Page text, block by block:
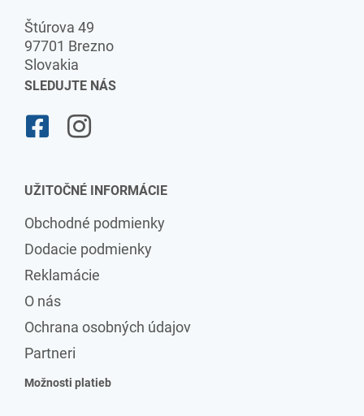
Štúrova 49
97701 Brezno
Slovakia
SLEDUJTE NÁS
UŽITOČNÉ INFORMÁCIE
Obchodné podmienky
Dodacie podmienky
Reklamácie
O nás
Ochrana osobných údajov
Partneri
Možnosti platieb